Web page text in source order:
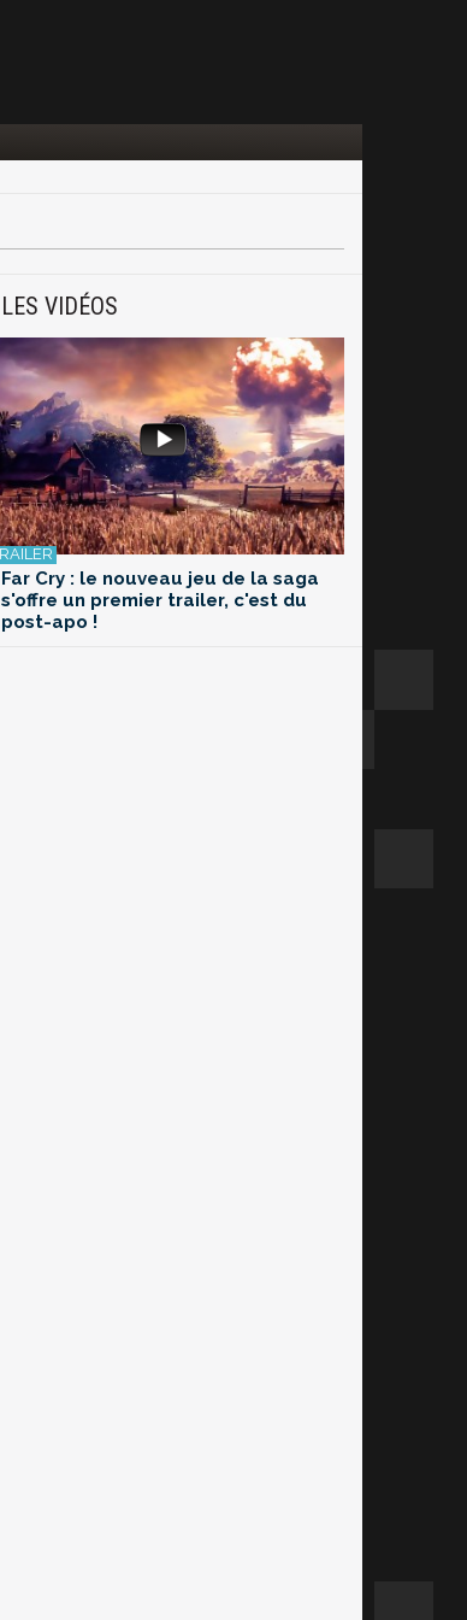
LES VIDÉOS
Far Cry : le nouveau jeu de la saga
s'offre un premier trailer, c'est du
post-apo !